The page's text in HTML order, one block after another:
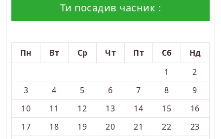
Ти посадив часник :
Пн
Вт Ср Чт Пт Сб
Нд
1
2
3
4 5 6 7 8
9
10
11 12 13 14 15
16
17
18 19 20 21 22
23